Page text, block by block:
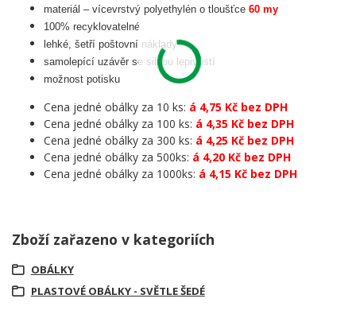
materiál – vícevrstvý polyethylén o tloušťce 60 my
100% recyklovatelné
lehké, šetří poštovní náklady
samolepící uzávěr se silnou lepivostí
možnost potisku
Cena jedné obálky za 10 ks: á 4,75 Kč bez DPH
Cena jedné obálky za 100 ks: á 4,35 Kč bez DPH
Cena jedné obálky za 300 ks: á 4,25 Kč bez DPH
Cena jedné obálky za 500ks: á 4,20 Kč bez DPH
Cena jedné obálky za 1000ks: á 4,15 Kč bez DPH
Zboží zařazeno v kategoriích
OBÁLKY
PLASTOVÉ OBÁLKY - SVĚTLE ŠEDÉ